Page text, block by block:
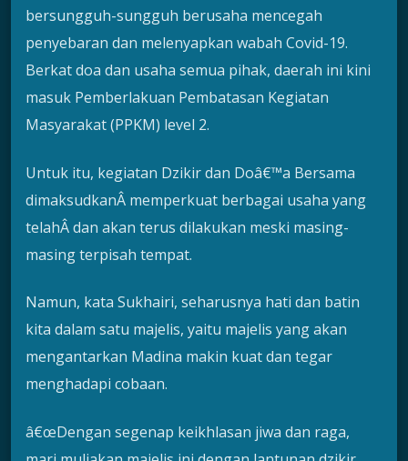
bersungguh-sungguh berusaha mencegah
penyebaran dan melenyapkan wabah Covid-19.
Berkat doa dan usaha semua pihak, daerah ini kini
masuk Pemberlakuan Pembatasan Kegiatan
Masyarakat (PPKM) level 2.
Untuk itu, kegiatan Dzikir dan Doâ€™a Bersama
dimaksudkanÂ memperkuat berbagai usaha yang
telahÂ dan akan terus dilakukan meski masing-
masing terpisah tempat.
Namun, kata Sukhairi, seharusnya hati dan batin
kita dalam satu majelis, yaitu majelis yang akan
mengantarkan Madina makin kuat dan tegar
menghadapi cobaan.
â€œDengan segenap keikhlasan jiwa dan raga,